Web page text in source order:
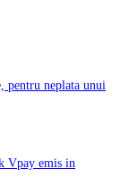
pentru neplata unui
Vpay emis in